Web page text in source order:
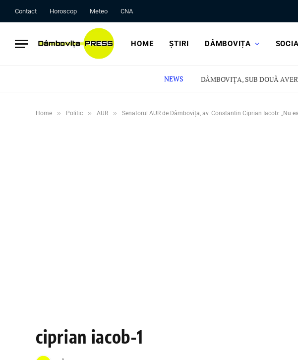
Contact Horoscop Meteo CNA
HOME ȘTIRI DÂMBOVIȚA
NEWS
Home » Politic » AUR » Senatorul AUR de Dâmbovița, av. Constantin Ciprian Iacob: „Nu
ciprian iacob-1